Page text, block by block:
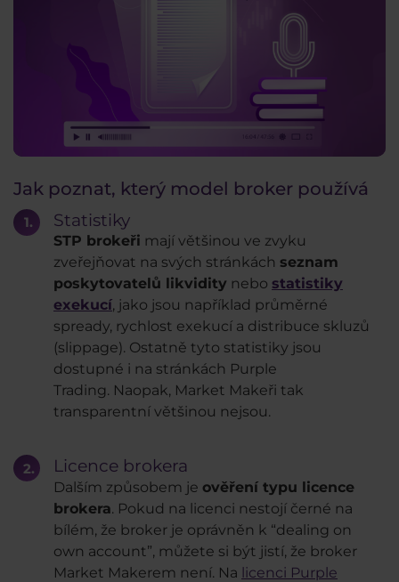
Jak poznat, který model broker používá
Statistiky
STP brokeři mají většinou ve zvyku
zveřejňovat na svých stránkách seznam
poskytovatelů likvidity nebo statistiky
exekucí, jako jsou například průměrné
spready, rychlost exekucí a distribuce skluzů
(slippage). Ostatně tyto statistiky jsou
dostupné i na stránkách Purple
Trading. Naopak, Market Makeři tak
transparentní většinou nejsou.
Licence brokera
Dalším způsobem je ověření typu licence
brokera. Pokud na licenci nestojí černé na
bílém, že broker je oprávněn k “dealing on
own account”, můžete si být jistí, že broker
Market Makerem není. Na licenci Purple